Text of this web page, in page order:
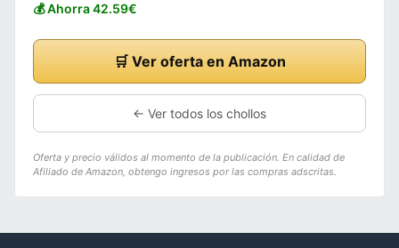
💰 Ahorra 42.59€
🛒 Ver oferta en Amazon
← Ver todos los chollos
Oferta y precio válidos al momento de la publicación. En calidad de
Afiliado de Amazon, obtengo ingresos por las compras adscritas.